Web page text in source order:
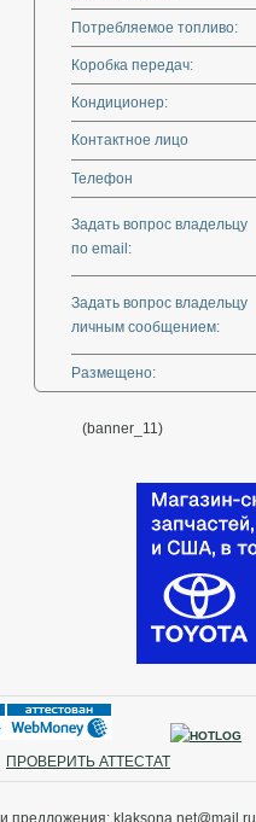
Потребляемое топливо:
Коробка передач:
Кондиционер:
Контактное лицо
Телефон
Задать вопрос владельцу
по email:
Задать вопрос владельцу
личным сообщением:
Размещено:
(banner_11)
ПРОВЕРИТЬ АТТЕСТАТ
klaksona.net@mail.ru